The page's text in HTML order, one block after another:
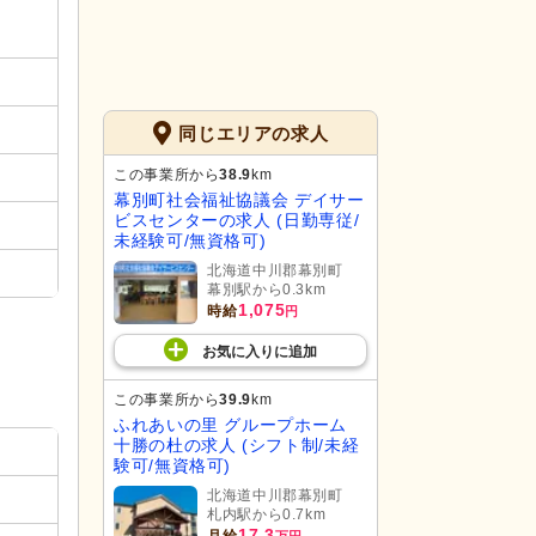
同じエリアの求人
この事業所から38.9 km
幕別町社会福祉協議会 デイサー
ビスセンターの求人 (日勤専従/
未経験可/無資格可)
北海道中川郡幕別町
幕別駅から0.3km
時給1,075円
お気に入り に追加
この事業所から39.9km
ふれあいの里 グループホーム
十勝の杜の求人 (シフト制/未経
験可/無資格可)
北海道中川郡幕別町
札内駅から0.7km